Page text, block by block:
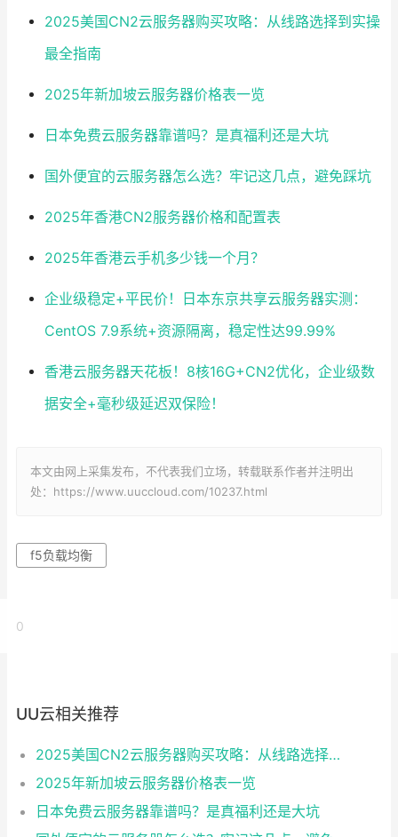
2025美国CN2云服务器购买攻略：从线路选择到实操
最全指南
2025年新加坡云服务器价格表一览
日本免费云服务器靠谱吗？是真福利还是大坑
国外便宜的云服务器怎么选？牢记这几点，避免踩坑
2025年香港CN2服务器价格和配置表
2025年香港云手机多少钱一个月？
企业级稳定+平民价！日本东京共享云服务器实测：
CentOS 7.9系统+资源隔离，稳定性达99.99%
香港云服务器天花板！8核16G+CN2优化，企业级数
据安全+毫秒级延迟双保险！
本文由网上采集发布，不代表我们立场，转载联系作者并注明出
处：https://www.uuccloud.com/10237.html
f5负载均衡
0
UU云相关推荐
2025美国CN2云服务器购买攻略：从线路选择到实操最全指南
2025年新加坡云服务器价格表一览
日本免费云服务器靠谱吗？是真福利还是大坑